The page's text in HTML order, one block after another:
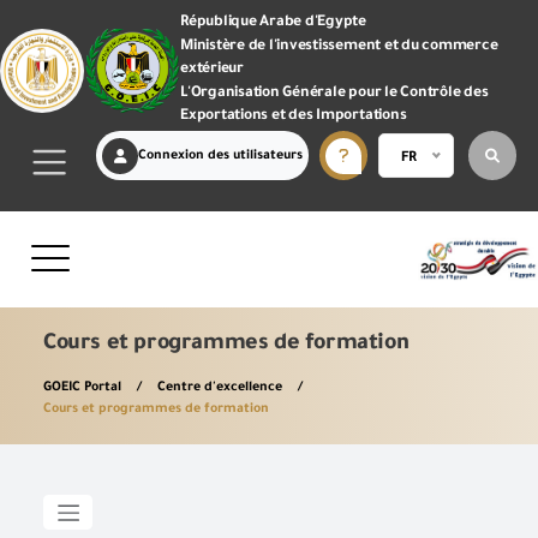
République Arabe d'Egypte
Ministère de l'investissement et du commerce
extérieur
L'Organisation Générale pour le Contrôle des
Exportations et des Importations
Connexion des utilisateurs FR
Cours et programmes de formation
GOEIC Portal
Centre d'excellence
Cours et programmes de formation